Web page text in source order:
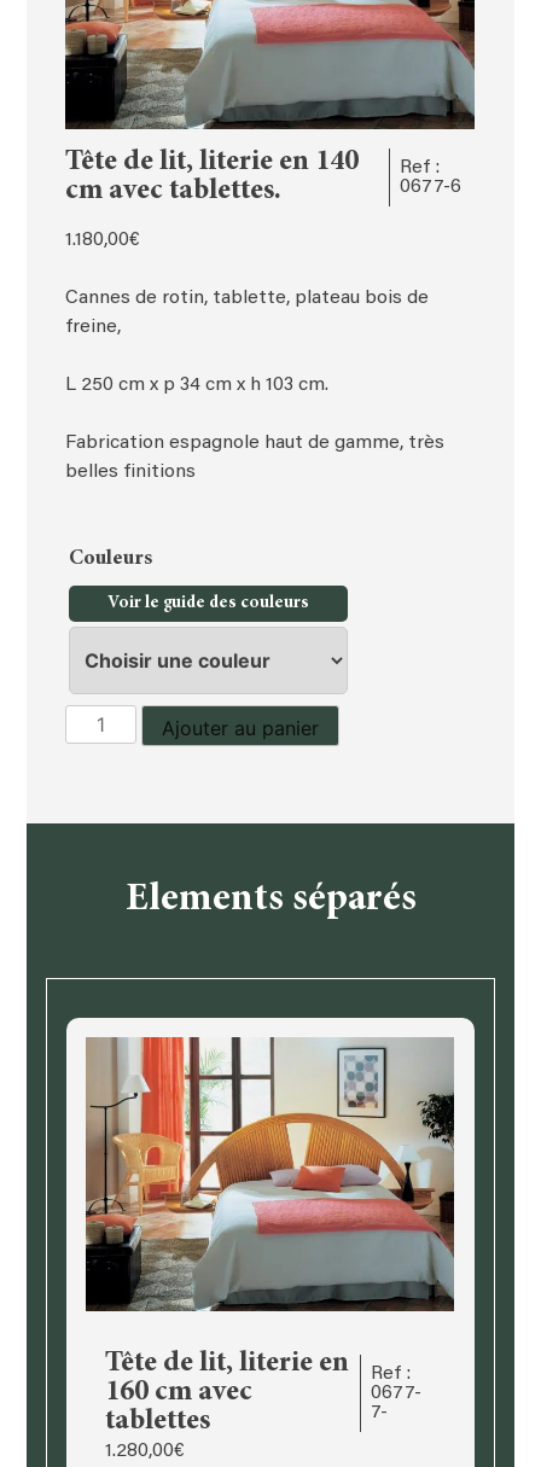
Tête de lit, literie en 140
cm avec tablettes.
Ref :
0677-6
1.180,00€
Cannes de rotin, tablette, plateau bois de
freine,
L 250 cm x p 34 cm x h 103 cm.
Fabrication espagnole haut de gamme, très
belles finitions
Couleurs
Voir le guide des couleurs
quantité
de
avec
Ajouter au panier
Elements séparés
Tête de lit, literie en
160 cm avec
tablettes
Ref :
0677-
7-
1.280,00€